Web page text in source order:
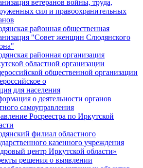
ветеранов войны, труда,
сил и правоохранительных
районная общественная
"Совет женщин Слюдянского
районная организация
областной организации
общественной организации
о
для населения
о деятельности органов
самоуправления
Росреестра по Иркутской
филиал областного
казенного учреждения
центр Иркутской области»
решения о выявлении